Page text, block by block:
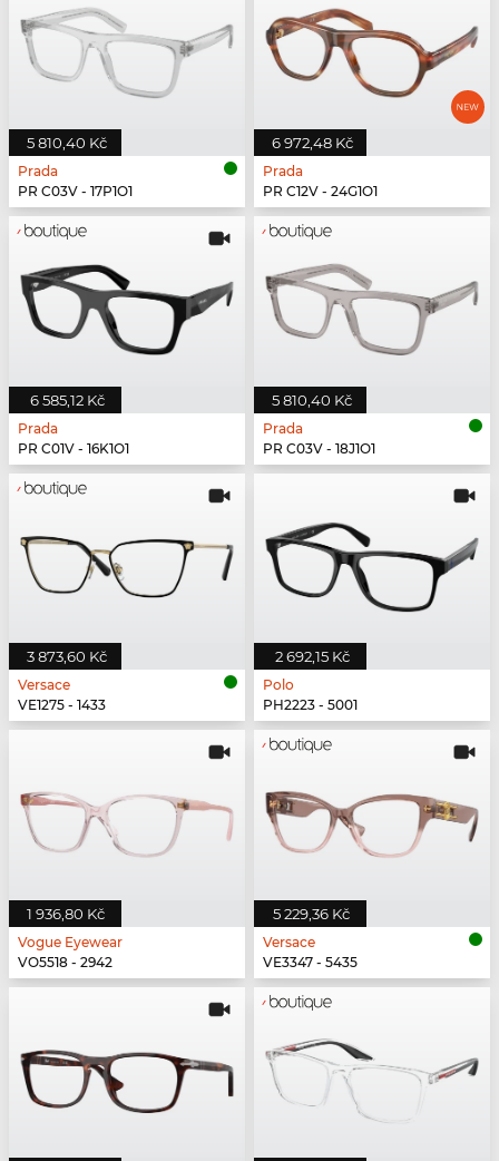
5 810,40 Kč
Prada
PR C03V - 17P1O1
6 972,48 Kč
Prada
PR C12V - 24G1O1
6 585,12 Kč
Prada
PR C01V - 16K1O1
5 810,40 Kč
Prada
PR C03V - 18J1O1
3 873,60 Kč
Versace
VE1275 - 1433
2 692,15 Kč
Polo
PH2223 - 5001
1 936,80 Kč
Vogue Eyewear
VO5518 - 2942
5 229,36 Kč
Versace
VE3347 - 5435